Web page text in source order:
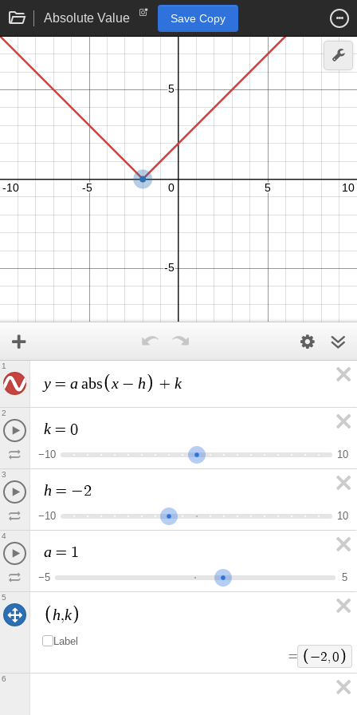
Absolute Value Save Copy
y = a abs x − h + k
1
k = 0
−10 10
2
h = −2
−10 10
3
a = 1
−5 5
4
h,k
Label
= −2,0
5
6